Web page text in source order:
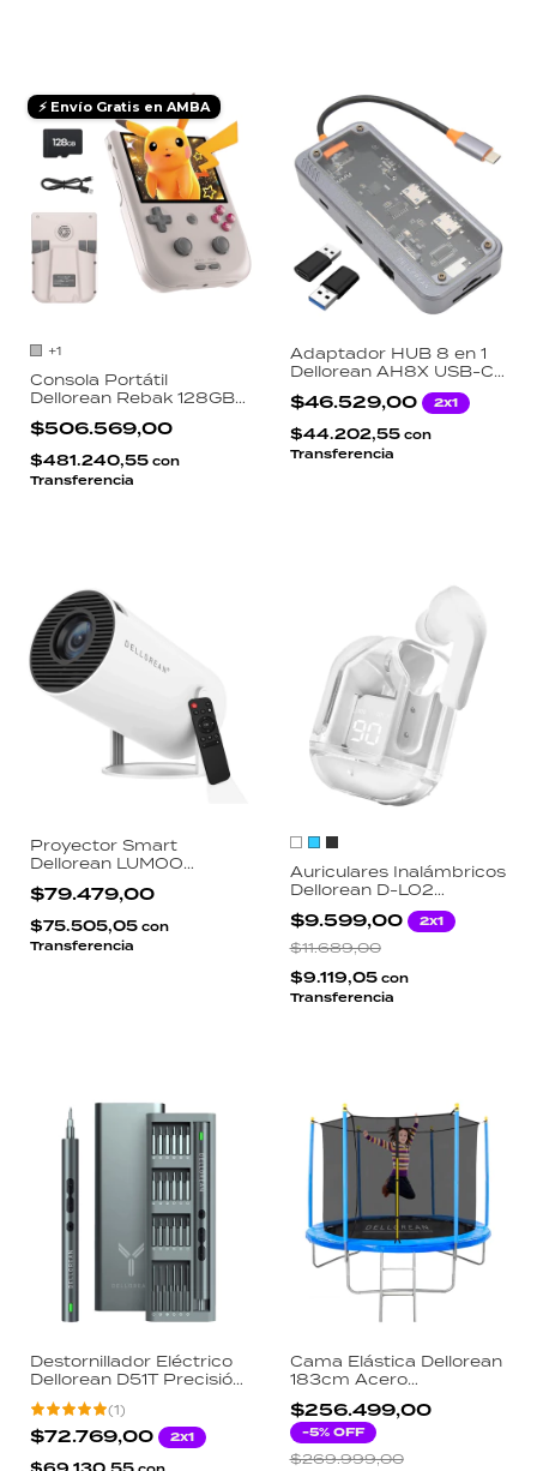
⚡ Envío Gratis en AMBA
+1
Consola Portátil
Dellorean Rebak 128GB
Android 12 Pantalla IPS
4 Pulgadas Unisoc T618
4GB RAM 5500mAh
$506.569,00
$481.240,55 con
Transferencia
Adaptador HUB 8 en 1
Dellorean AH8X USB-C
MacBook HDMI 4K
Ethernet Gigabit RJ45
SD TF PD 87W
$46.529,00 2x1
$44.202,55 con
Transferencia
Proyector Smart
Dellorean LUMOO
Android TV Integrado
720p Nativo WiFi
Bluetooth Giro 360
Portátil
$79.479,00
$75.505,05 con
Transferencia
Auriculares Inalámbricos
Dellorean D-LO2
Bluetooth 5.3 Pantalla
LED Driver 13.5mm IPX4
Autonomía 30h
$9.599,00
2x1
$11.689,00
$9.119,05 con
Transferencia
Destornillador Eléctrico
Dellorean D51T Precisión
51 Puntas Kit
Reparación Celulares
Luz LED USB-C
(1)
$72.769,00 2x1
Cama Elástica Dellorean
183cm Acero
Galvanizado Red
Seguridad 150cm
Escalera Incluida
Exterior Niños
$256.499,00
-5% OFF
$269.999,00